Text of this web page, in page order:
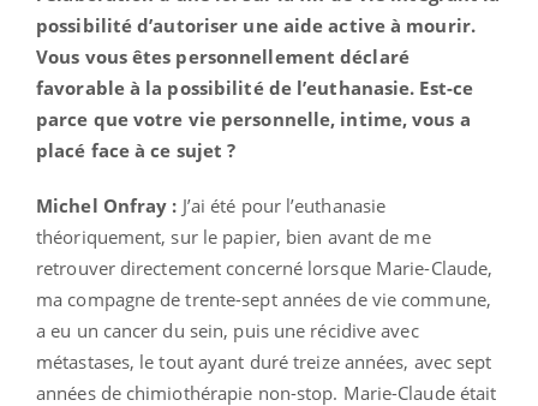
possibilité d’autoriser une aide active à mourir.
Vous vous êtes personnellement déclaré
favorable à la possibilité de l’euthanasie. Est-ce
parce que votre vie personnelle, intime, vous a
placé face à ce sujet ?
Michel Onfray : J’ai été pour l’euthanasie
théoriquement, sur le papier, bien avant de me
retrouver directement concerné lorsque Marie-Claude,
ma compagne de trente-sept années de vie commune,
a eu un cancer du sein, puis une récidive avec
métastases, le tout ayant duré treize années, avec sept
années de chimiothérapie non-stop. Marie-Claude était